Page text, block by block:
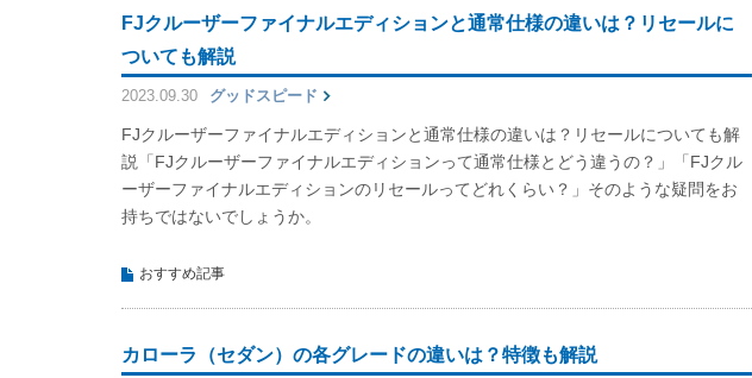
FJクルーザーファイナルエディションと通常仕様の違いは？リセールに
ついても解説
2023.09.30 グッドスピード
FJクルーザーファイナルエディションと通常仕様の違いは？リセールについても解
説「FJクルーザーファイナルエディションって通常仕様とどう違うの？」「FJクル
ーザーファイナルエディションのリセールってどれくらい？」そのような疑問をお
持ちではないでしょうか。
おすすめ記事
カローラ（セダン）の各グレードの違いは？特徴も解説